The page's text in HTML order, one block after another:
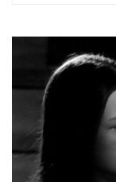
Donnerstag, 8.